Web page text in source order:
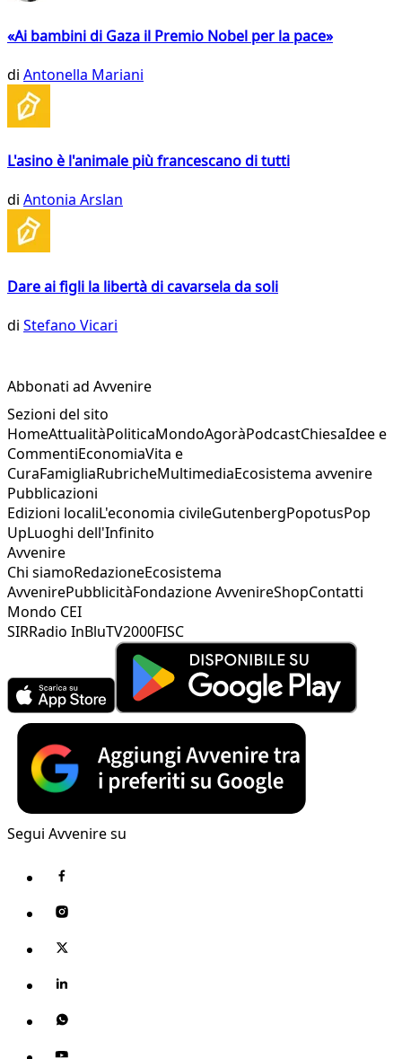
«Ai bambini di Gaza il Premio Nobel per la pace»
di Antonella Mariani
L'asino è l'animale più francescano di tutti
di Antonia Arslan
Dare ai figli la libertà di cavarsela da soli
di Stefano Vicari
Abbonati ad Avvenire
Sezioni del sito
HomeAttualitàPoliticaMondoAgoràPodcastChiesaIdee e
CommentiEconomiaVita e
CuraFamigliaRubricheMultimediaEcosistema avvenire
Pubblicazioni
Edizioni localiL'economia civileGutenbergPopotusPop
UpLuoghi dell'Infinito
Avvenire
Chi siamoRedazioneEcosistema
AvvenirePubblicitàFondazione AvvenireShopContatti
Mondo CEI
SIRRadio InBluTV2000FISC
Segui Avvenire su